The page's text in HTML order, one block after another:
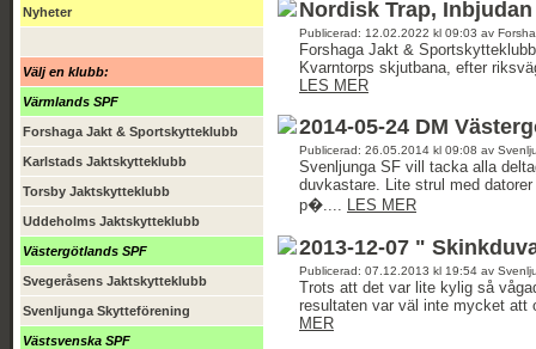
Nyheter
Välj en klubb:
Värmlands SPF
Forshaga Jakt & Sportskytteklubb
Karlstads Jaktskytteklubb
Torsby Jaktskytteklubb
Uddeholms Jaktskytteklubb
Västergötlands SPF
Svegeråsens Jaktskytteklubb
Svenljunga Skytteförening
Västsvenska SPF
Nordisk Trap,
Publicerad: 12.02.2022 kl 09:03 av
Forshaga Jakt &
Kvarntorps skjutbana, efter
LES MER
2014-05-24 DM
Publicerad: 26.05.2014 kl 09:08 av
Svenljunga SF vill tacka alla
duvkastare. Lite strul med
p�.... LES MER
2013-12-07 "
Publicerad: 07.12.2013 kl 19:54 av
Trots att det var lite kylig så
resultaten var väl inte mycket
MER